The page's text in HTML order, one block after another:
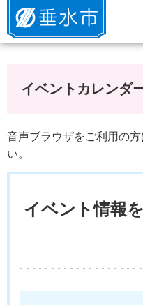
垂水市
イベントカレンダ
音声ブラウザをご利用の方
い。
イベント情報